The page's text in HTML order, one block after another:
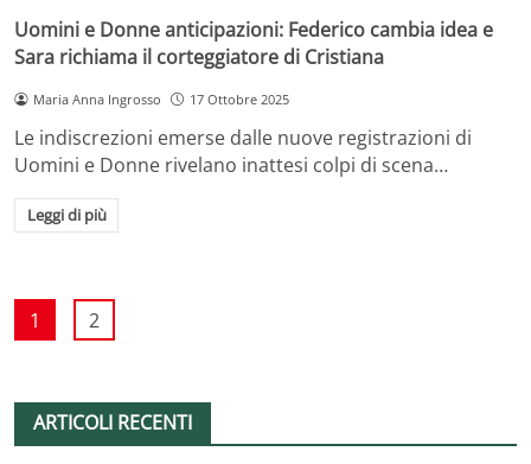
Uomini e Donne anticipazioni: Federico cambia idea e
Sara richiama il corteggiatore di Cristiana
Maria Anna Ingrosso 17 Ottobre 2025
Le indiscrezioni emerse dalle nuove registrazioni di
Uomini e Donne rivelano inattesi colpi di scena…
Leggi di più
1 2
ARTICOLI RECENTI